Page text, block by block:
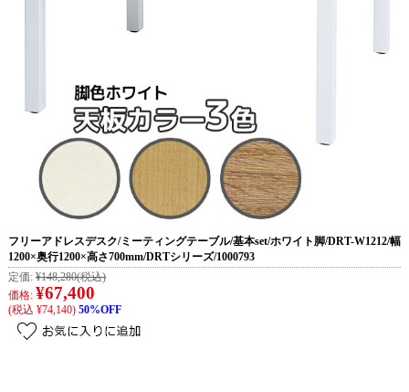
フリーアドレスデスク/ミーティングテーブル/基本set/ホワイト脚/DRT-W1212/幅
1200×奥行1200×高さ700mm/DRTシリーズ/1000793
定価: ¥148,280(税込)
価格: ¥67,400
(税込 ¥74,140) 50%OFF